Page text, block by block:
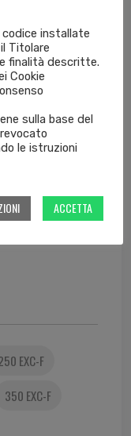
POWER PARTS
Parts KTM 990
KTM 990 Duke
EXC-F
350 EXC-F
installate
Titolare
finalità descritte.
Cookie
sulla base del
le istruzioni
ACCETTA